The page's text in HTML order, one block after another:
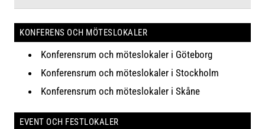
KONFERENS OCH MÖTESLOKALER
Konferensrum och möteslokaler i Göteborg
Konferensrum och möteslokaler i Stockholm
Konferensrum och möteslokaler i Skåne
EVENT OCH FESTLOKALER